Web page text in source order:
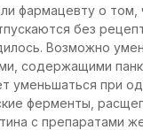
фармацевту о том,
без
Возможно
содержащими
уменьшаться при
ферменты,
с препаратами